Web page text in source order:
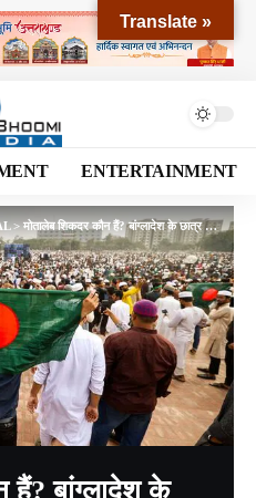
ENTERTAINMENT
>मोतालेब शिकदर कौन हैं? बांग्लादेश के छात्र नेता, उस्मान हादी की हत्या के कुछ दिनों बाद ‘अज्ञात हमलावरों’ ने की गोलीबारी
हैं? बांग्लादेश के
Translate »